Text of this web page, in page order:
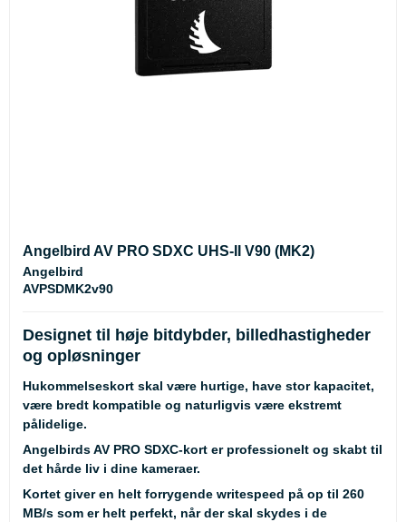
Angelbird AV PRO SDXC UHS-II V90 (MK2)
Angelbird
AVPSDMK2v90
Designet til høje bitdybder, billedhastigheder
og opløsninger
Hukommelseskort skal være hurtige, have stor kapacitet,
være bredt kompatible og naturligvis være ekstremt
pålidelige.
Angelbirds AV PRO SDXC-kort er professionelt og skabt til
det hårde liv i dine kameraer.
Kortet giver en helt forrygende writespeed på op til 260
MB/s som er helt perfekt, når der skal skydes i de